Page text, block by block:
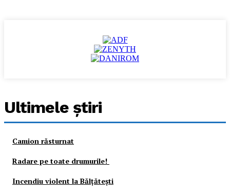
Ultimele ştiri
Camion răsturnat
Radare pe toate drumurile!
Incendiu violent la Bălţăteşti